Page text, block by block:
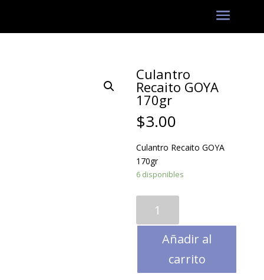
Culantro
Recaito GOYA
170gr
$3.00
Culantro Recaito GOYA
170gr
6 disponibles
Recaito
GOYA
Añadir al
carrito